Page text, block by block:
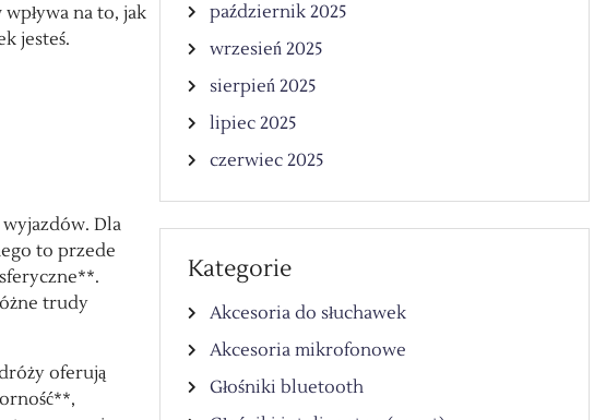
na to, jak
jesteś.
Dla
to przede
trudy
oferują
październik 2025
wrzesień 2025
sierpień 2025
lipiec 2025
czerwiec 2025
Kategorie
Akcesoria do słuchawek
Akcesoria mikrofonowe
Głośniki bluetooth